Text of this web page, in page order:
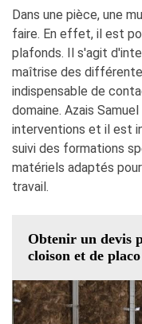
Dans une pièce, une
faire. En effet, il est
plafonds. Il s'agit
maîtrise des
indispensable de
domaine. Azais
interventions et il est
suivi des formations
matériels adaptés
travail.
Obtenir un devis
cloison et de placo